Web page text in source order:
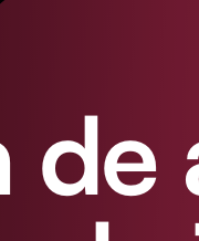
de